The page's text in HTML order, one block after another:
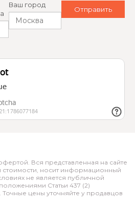
Ваш город
Вся представленная на сайте
носит информационный
не является публичной
Статьи 437 (2)
цены уточняйте у продавцов